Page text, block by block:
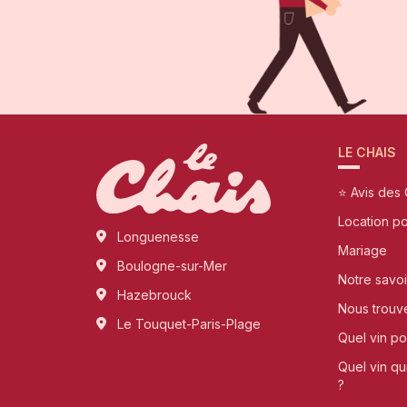
Longuenesse
Boulogne-sur-Mer
Hazebrouck
Le Touquet-Paris-Plage
LE CHAIS
⭐ Avis des
Location
Mariage
Notre
Nous
Quel vin
Quel vin
?